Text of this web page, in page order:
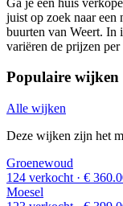
juist op zoek naar
buurten van Weert. In
variëren de prijzen per
Populaire wijken
Alle wijken
Deze wijken zijn het
Groenewoud
124 verkocht · €
Moesel